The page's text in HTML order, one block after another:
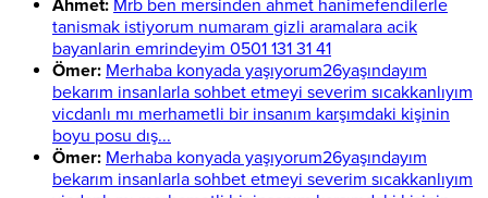
Ahmet: Mrb ben mersinden ahmet hanimefendilerle
tanismak istiyorum numaram gizli aramalara acik
bayanlarin emrindeyim 0501 131 31 41
Ömer: Merhaba konyada yaşıyorum26yaşındayım
bekarım insanlarla sohbet etmeyi severim sıcakkanlıyım
vicdanlı mı merhametli bir insanım karşımdaki kişinin
boyu posu dış...
Ömer: Merhaba konyada yaşıyorum26yaşındayım
bekarım insanlarla sohbet etmeyi severim sıcakkanlıyım